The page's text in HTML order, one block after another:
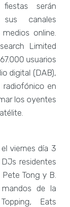
serán
canales
online.
Limited
usuarios
digital (DAB),
radiofónico en
los oyentes
viernes día 3
residentes
Tong y B.
de la
Eats